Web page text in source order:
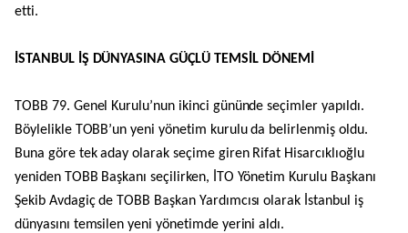
etti.
İSTANBUL İŞ DÜNYASINA GÜÇLÜ TEMS İL DÖNEM
TOBB 79. Genel Kurulu’nun ikinci gününde seçimler yapıldı.
Böylelikle TOBB’un yeni yönetim kurulu da belirlenmiş oldu.
Buna göre tek aday olarak seçime giren Rifat Hisarcıklıoğlu
yeniden TOBB Başkanı seçilirken, İTO Yönetim Kurulu Başkanı
Şekib Avdagiç de TOBB Başkan Yardımcısı olarak İstanbul iş
dünyasını temsilen yeni yönetimde yerini aldı.